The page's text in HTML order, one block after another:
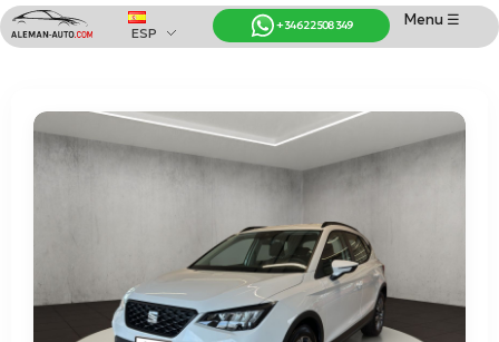
Coches de Alemania
Importación de Coches de Alemania
Menu ☰
+34 622 508 349
ESP